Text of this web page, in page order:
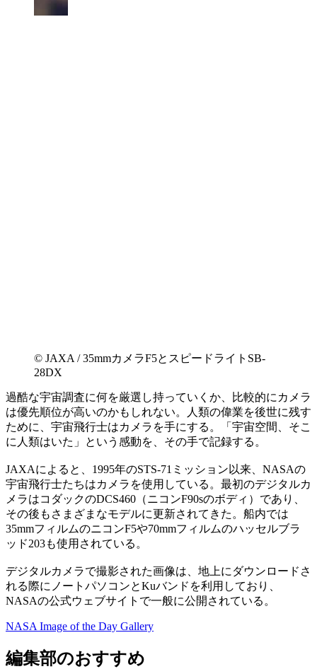
©︎ JAXA / 35mmカメラF5とスピードライトSB-
28DX
過酷な宇宙調査に何を厳選し持っていくか、比較的にカメラ
は優先順位が高いのかもしれない。人類の偉業を後世に残す
ために、宇宙飛行士はカメラを手にする。「宇宙空間、そこ
に人類はいた」という感動を、その手で記録する。
JAXAによると、1995年のSTS-71ミッション以来、NASAの
宇宙飛行士たちはカメラを使用している。最初のデジタルカ
メラはコダックのDCS460（ニコンF90sのボディ）であり、
その後もさまざまなモデルに更新されてきた。船内では
35mmフィルムのニコンF5や70mmフィルムのハッセルブラ
ッド203も使用されている。
デジタルカメラで撮影された画像は、地上にダウンロードさ
れる際にノートパソコンとKuバンドを利用しており、
NASAの公式ウェブサイトで一般に公開されている。
NASA Image of the Day Gallery
編集部のおすすめ